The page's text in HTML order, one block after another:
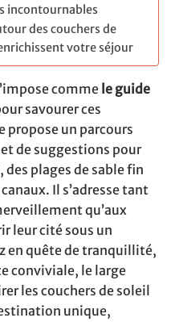
incontournables
des couchers de
votre séjour
comme le guide
savourer ces
propose un parcours
de suggestions pour
plages de sable fin
Il s’adresse tant
qu’aux
leur cité sous un
en quête de tranquillité,
conviviale, le large
les couchers de soleil
unique,